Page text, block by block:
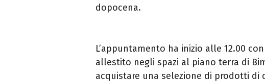
dopocena.
L’appuntamento ha inizio alle 12.00
allestito negli spazi al piano terra di
acquistare una selezione di prodotti di